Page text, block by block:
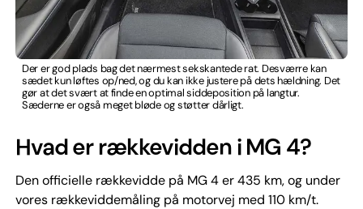
Der er god plads bag det nærmest sekskantede rat. Desværre kan
sædet kun løftes op/ned, og du kan ikke justere på dets hældning. Det
gør at det svært at finde en optimal siddeposition på langtur.
Sæderne er også meget bløde og støtter dårligt.
Hvad er rækkevidden i MG 4?
Den officielle rækkevidde på MG 4 er 435 km, og under
vores rækkeviddemåling på motorvej med 110 km/t.